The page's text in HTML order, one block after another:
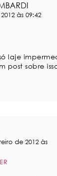
às 09:42
laje
post sobre
de 2012 às